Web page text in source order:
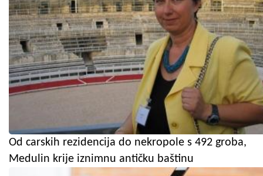
Od carskih rezidencija do nekropole s 492 groba,
Medulin krije iznimnu antičku baštinu